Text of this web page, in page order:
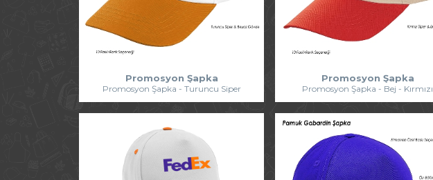
Promosyon Şapka
Promosyon Şapka - Turuncu Siper
Promosyon Şapka
Promosyon Şapka - Bej - Kırmızı